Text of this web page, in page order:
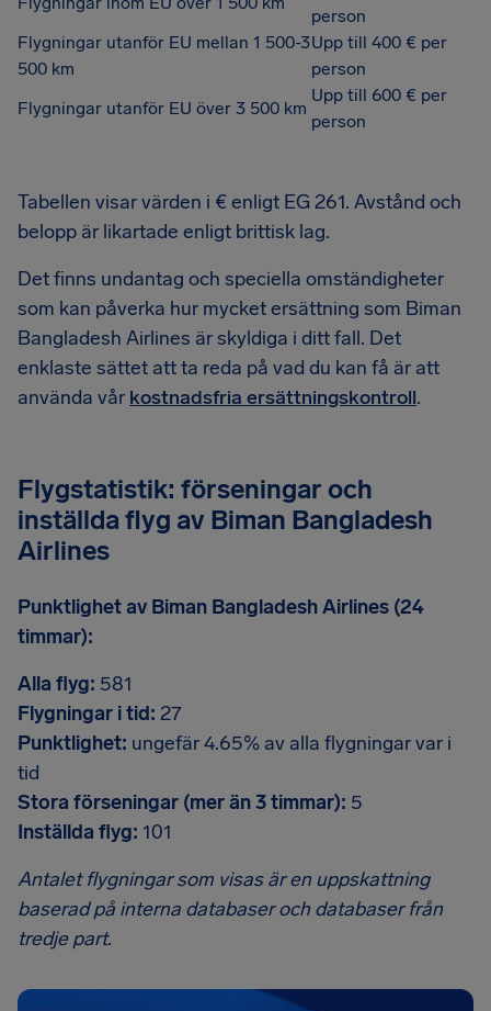
person
Flygningar utanför EU mellan 1 500-3
500 km
Upp till 400 € per
person
Flygningar utanför EU över 3 500 km
Upp till 600 € per
person
Tabellen visar värden i € enligt EG 261. Avstånd och
belopp är likartade enligt brittisk lag.
Det finns undantag och speciella omständigheter
som kan påverka hur mycket ersättning som Biman
Bangladesh Airlines är skyldiga i ditt fall. Det
enklaste sättet att ta reda på vad du kan få är att
använda vår kostnadsfria ersättningskontroll.
Flygstatistik: förseningar och
inställda flyg av Biman Bangladesh
Airlines
Punktlighet av Biman Bangladesh Airlines (24
timmar):
Alla flyg: 581
Flygningar i tid: 27
Punktlighet: ungefär 4.65% av alla flygningar var i
tid
Stora förseningar (mer än 3 timmar): 5
Inställda flyg: 101
Antalet flygningar som visas är en uppskattning
baserad på interna databaser och databaser från
tredje part.